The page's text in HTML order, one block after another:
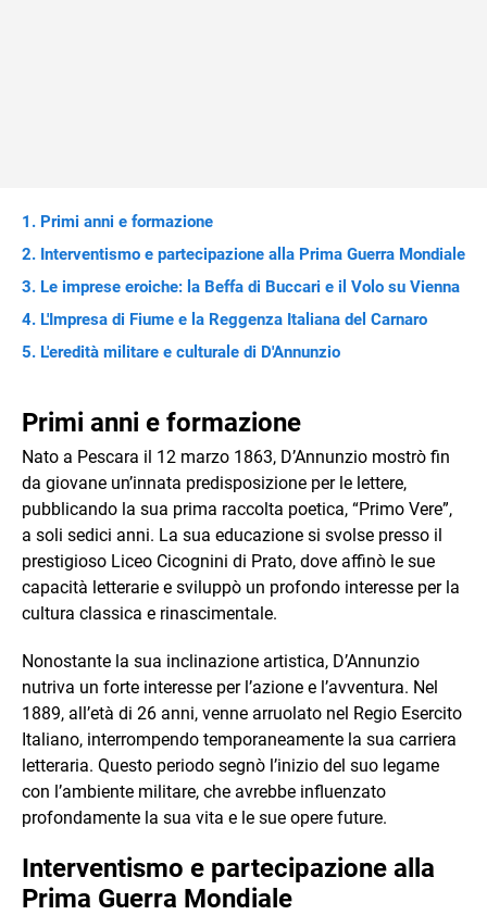
Primi anni e formazione
Interventismo e partecipazione alla Prima Guerra Mondiale
Le imprese eroiche: la Beffa di Buccari e il Volo su Vienna
L'Impresa di Fiume e la Reggenza Italiana del Carnaro
L'eredità militare e culturale di D'Annunzio
Primi anni e formazione
Nato a Pescara il 12 marzo 1863, D’Annunzio mostrò fin
da giovane un’innata predisposizione per le lettere,
pubblicando la sua prima raccolta poetica, “Primo Vere”,
a soli sedici anni. La sua educazione si svolse presso il
prestigioso Liceo Cicognini di Prato, dove affinò le sue
capacità letterarie e sviluppò un profondo interesse per la
cultura classica e rinascimentale.
Nonostante la sua inclinazione artistica, D’Annunzio
nutriva un forte interesse per l’azione e l’avventura. Nel
1889, all’età di 26 anni, venne arruolato nel Regio Esercito
Italiano, interrompendo temporaneamente la sua carriera
letteraria. Questo periodo segnò l’inizio del suo legame
con l’ambiente militare, che avrebbe influenzato
profondamente la sua vita e le sue opere future.
Interventismo e partecipazione alla
Prima Guerra Mondiale